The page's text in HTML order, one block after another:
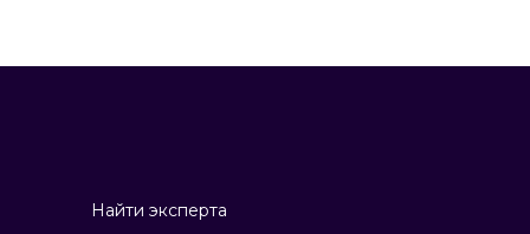
Найти эксперта